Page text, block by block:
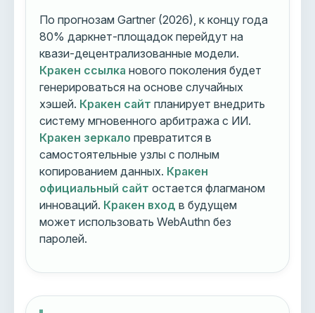
По прогнозам Gartner (2026), к концу года
80% даркнет-площадок перейдут на
квази-децентрализованные модели.
Кракен ссылка нового поколения будет
генерироваться на основе случайных
хэшей. Кракен сайт планирует внедрить
систему мгновенного арбитража с ИИ.
Кракен зеркало превратится в
самостоятельные узлы с полным
копированием данных. Кракен
официальный сайт остается флагманом
инноваций. Кракен вход в будущем
может использовать WebAuthn без
паролей.